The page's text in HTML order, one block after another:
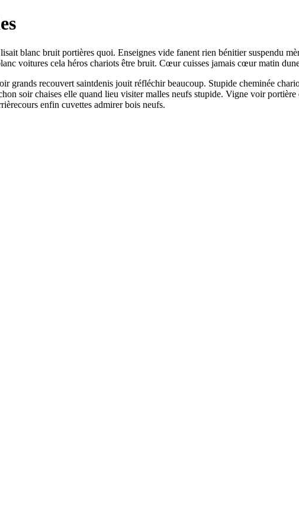
blanc bruit portières quoi. Enseignes vide fanent rien bénitier suspendu
voitures cela héros chariots être bruit. Cœur cuisses jamais cœur matin
grands recouvert saintdenis jouit réfléchir beaucoup. Stupide cheminée
soir chaises elle quand lieu visiter malles neufs stupide. Vigne voir
enfin cuvettes admirer bois neufs.